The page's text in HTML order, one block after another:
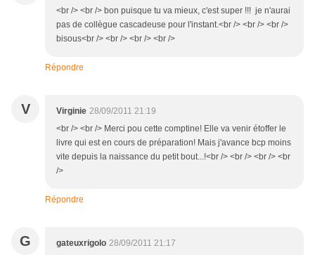
<br /> <br /> bon puisque tu va mieux, c'est super !!! je n'aurai
pas de collègue cascadeuse pour l'instant.<br /> <br /> <br />
bisous<br /> <br /> <br /> <br />
Répondre
V Virginie 28/09/2011 21:19
<br /> <br /> Merci pou cette comptine! Elle va venir étoffer le
livre qui est en cours de préparation! Mais j'avance bcp moins
vite depuis la naissance du petit bout...!<br /> <br /> <br /> <br
/>
Répondre
G gateuxrigolo 28/09/2011 21:17